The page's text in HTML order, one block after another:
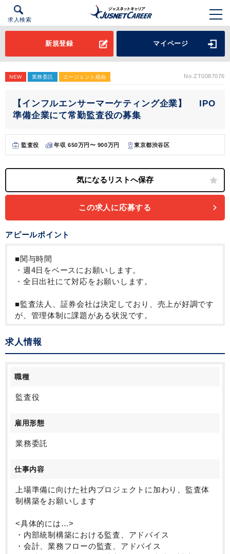
求人検索
新規登録 マイページ
NEW 業務委託 エージェント経由 No.ZT0087076
【インフルエンサーマーケティング企業】 IPO
準備企業にて常勤監査役の募集
監査役 年収 650万円〜 900万円 東京都渋谷区
この求人に応募する
アピールポイント
■関与時間
・週4日をベースにお願いします。
・全日出社にて対応をお願いします。
■監査法人、証券会社は決定しており、売上が好調です
が、管理体制に課題がある状況です。
求人情報
職種
監査役
雇用形態
業務委託
仕事内容
上場準備に向けた社内プロジェクトに加わり、監査体
制構築をお願いします
<具体的には…>
・内部統制構築における監査、アドバイス
・会計、業務フローの監査、アドバイス